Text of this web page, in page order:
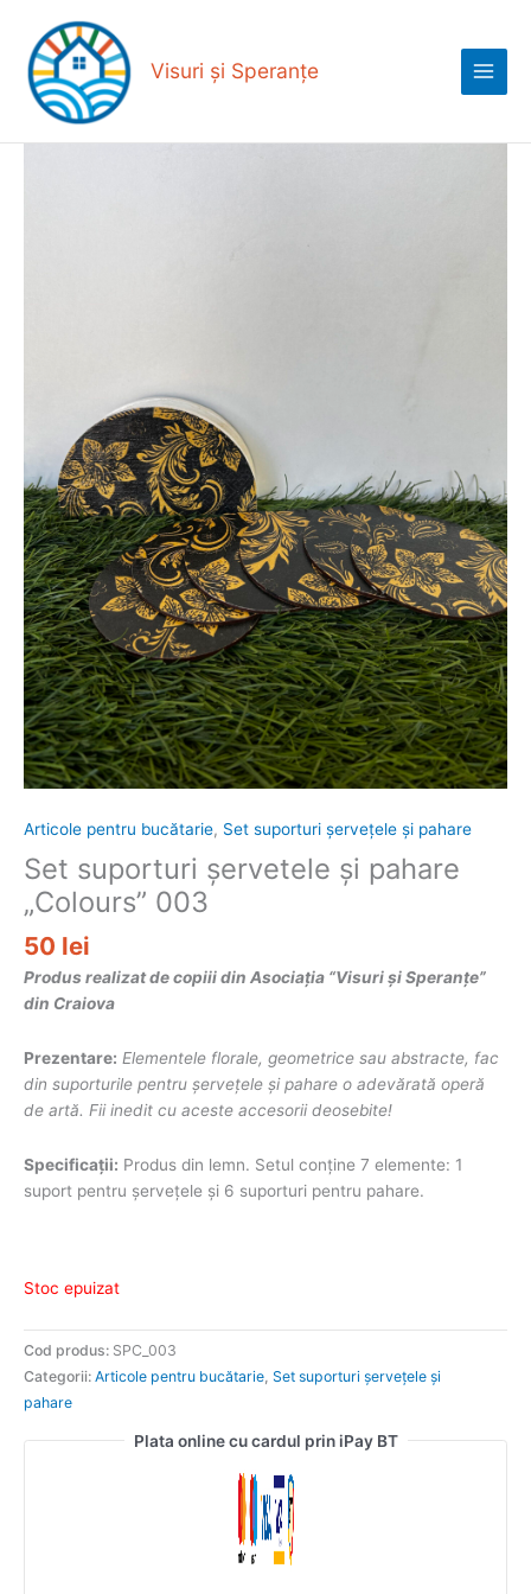
content
Visuri și Speranțe
Menu
Articole pentru bucătarie, Set suporturi șervețele și pahare
Set suporturi șervetele și pahare
„Colours” 003
50 lei
Produs realizat de copiii din Asociația “Visuri și Speranțe”
din Craiova
Prezentare: Elementele florale, geometrice sau abstracte, fac
din suporturile pentru șervețele și pahare o adevărată operă
de artă. Fii inedit cu aceste accesorii deosebite!
Specificații: Produs din lemn. Setul conține 7 elemente: 1
suport pentru șervețele și 6 suporturi pentru pahare.
Stoc epuizat
Cod produs: SPC_003
Categorii: Articole pentru bucătarie Set suporturi șervețele și
pahare
Plata online cu cardul prin iPay BT